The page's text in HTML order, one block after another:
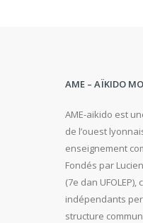
AME – AÏKIDO
AME-aikido est
de l’ouest
enseignement
Fondés par
(7e dan UFOLEP),
indépendants
structure